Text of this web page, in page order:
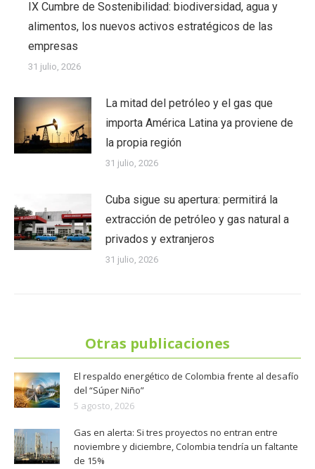
IX Cumbre de Sostenibilidad: biodiversidad, agua y
alimentos, los nuevos activos estratégicos de las
empresas
31 julio, 2026
La mitad del petróleo y el gas que
importa América Latina ya proviene de
la propia región
31 julio, 2026
Cuba sigue su apertura: permitirá la
extracción de petróleo y gas natural a
privados y extranjeros
31 julio, 2026
Otras publicaciones
El respaldo energético de Colombia frente al desafío
del “Súper Niño”
5 agosto, 2026
Gas en alerta: Si tres proyectos no entran entre
noviembre y diciembre, Colombia tendría un faltante
de 15%